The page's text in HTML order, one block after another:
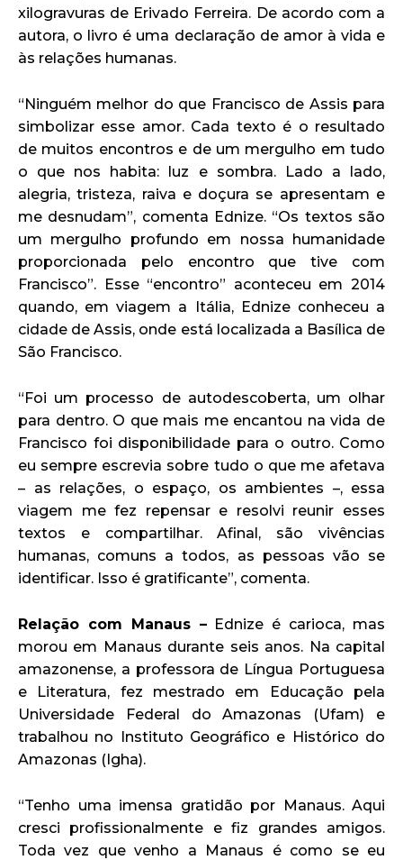
xilogravuras de Erivado Ferreira. De acordo com a
autora, o livro é uma declaração de amor à vida e
às relações humanas.
“Ninguém melhor do que Francisco de Assis para
simbolizar esse amor. Cada texto é o resultado
de muitos encontros e de um mergulho em tudo
o que nos habita: luz e sombra. Lado a lado,
alegria, tristeza, raiva e doçura se apresentam e
me desnudam”, comenta Ednize. “Os textos são
um mergulho profundo em nossa humanidade
proporcionada pelo encontro que tive com
Francisco”. Esse “encontro” aconteceu em 2014
quando, em viagem a Itália, Ednize conheceu a
cidade de Assis, onde está localizada a Basílica de
São Francisco.
“Foi um processo de autodescoberta, um olhar
para dentro. O que mais me encantou na vida de
Francisco foi disponibilidade para o outro. Como
eu sempre escrevia sobre tudo o que me afetava
– as relações, o espaço, os ambientes –, essa
viagem me fez repensar e resolvi reunir esses
textos e compartilhar. Afinal, são vivências
humanas, comuns a todos, as pessoas vão se
identificar. Isso é gratificante”, comenta.
Relação com Manaus –Ednize é carioca, mas
morou em Manaus durante seis anos. Na capital
amazonense, a professora de Língua Portuguesa
e Literatura, fez mestrado em Educação pela
Universidade Federal do Amazonas (Ufam) e
trabalhou no Instituto Geográfico e Histórico do
Amazonas (Igha).
“Tenho uma imensa gratidão por Manaus. Aqui
cresci profissionalmente e fiz grandes amigos.
Toda vez que venho a Manaus é como se eu